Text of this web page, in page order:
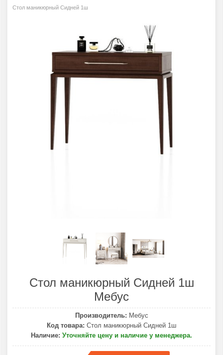
Стол маникюрный Сидней 1ш
Стол маникюрный Сидней 1ш
Мебус
Производитель: Мебус
Код товара: Стол маникюрный Сидней 1ш
Наличие: Уточняйте цену и наличие у менеджера.